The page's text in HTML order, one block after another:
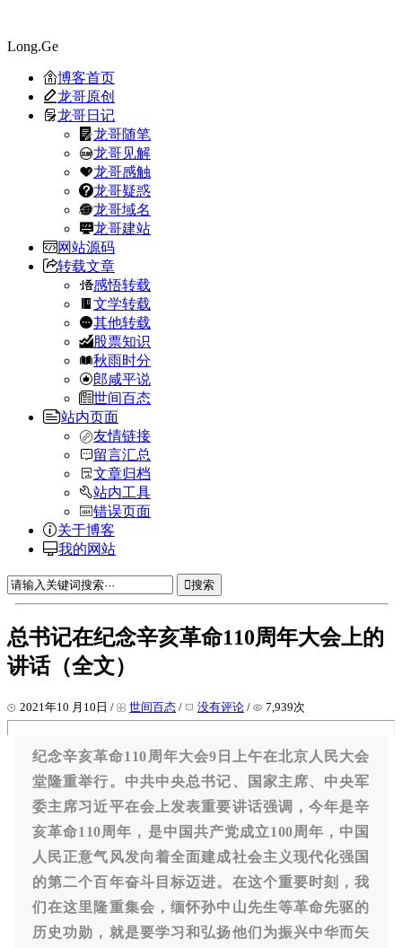
Long.Ge
博客首页
龙哥原创
龙哥日记
龙哥随笔
龙哥见解
龙哥感触
龙哥疑惑
龙哥域名
龙哥建站
网站源码
转载文章
感悟转载
文学转载
其他转载
股票知识
秋雨时分
郎咸平说
世间百态
站内页面
友情链接
留言汇总
文章归档
站内工具
错误页面
关于博客
我的网站
搜索
总书记在纪念辛亥革命110周年大会上的
讲话（全文）
2021年10 月10日 / 世间百态 / 没有评论 / 7,939次
纪念辛亥革命110周年大会9日上午在北京人民大会
堂隆重举行。中共中央总书记、国家主席、中央军
委主席习近平在会上发表重要讲话强调，今年是辛
亥革命110周年，是中国共产党成立100周年，中国
人民正意气风发向着全面建成社会主义现代化强国
的第二个百年奋斗目标迈进。在这个重要时刻，我
们在这里隆重集会，缅怀孙中山先生等革命先驱的
历史功勋，就是要学习和弘扬他们为振兴中华而矢